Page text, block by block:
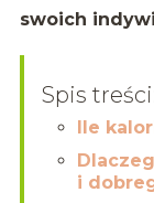
swoich
Spis
Ile
i